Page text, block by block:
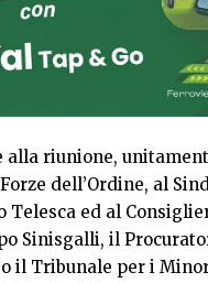
alla riunione,
dell’Ordine, al
Telesca ed al
Sinisgalli, il
il Tribunale per i